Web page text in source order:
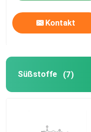
mRNA-Rohstoff
Süßstoffe
Kontakt
Süßstoffe (7)